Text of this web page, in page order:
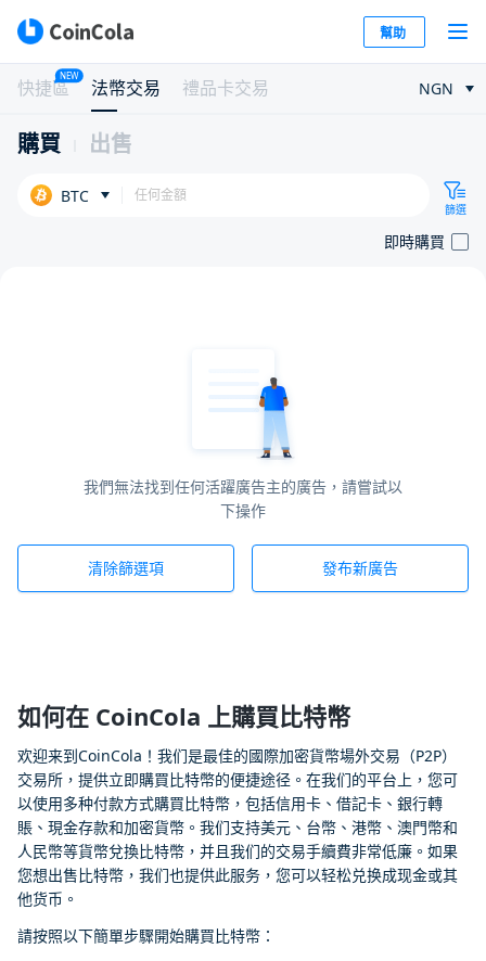
幫助
快捷區
NEW
法幣交易 禮品卡交易 NGN
購買 出售
BTC
篩選
即時購買
我們無法找到任何活躍廣告主的廣告，請嘗試以
下操作
清除篩選項 發布新廣告
如何在 CoinCola 上購買比特幣
欢迎来到CoinCola！我们是最佳的國際加密貨幣場外交易（P2P）
交易所，提供立即購買比特幣的便捷途径。在我们的平台上，您可
以使用多种付款方式購買比特幣，包括信用卡、借記卡、銀行轉
賬、現金存款和加密貨幣。我们支持美元、台幣、港幣、澳門幣和
人民幣等貨幣兌換比特幣，并且我们的交易手續費非常低廉。如果
您想出售比特幣，我们也提供此服务，您可以轻松兑换成现金或其
他货币。
請按照以下簡單步驟開始購買比特幣：